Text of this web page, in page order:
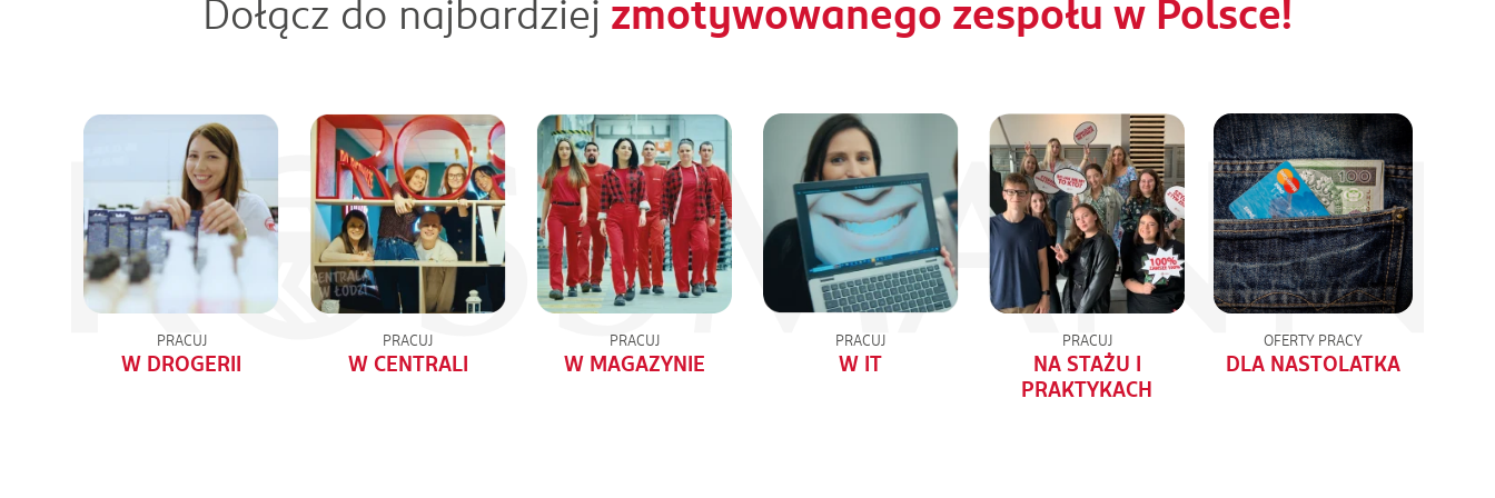
Dołącz do najbardziej zmotywowanego zespołu w Polsce!
PRACUJ
W DROGERII
PRACUJ
W CENTRALI
PRACUJ
W MAGAZYNIE
PRACUJ
W IT
PRACUJ
NA STAŻU I
PRAKTYKACH
OFERTY PRACY
DLA NASTOLATKA